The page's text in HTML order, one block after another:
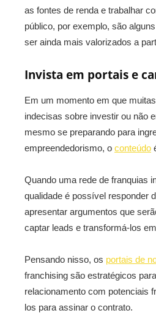
as fontes de renda e trabalhar
público, por exemplo, são
ser ainda mais valorizados a
Invista em portais e
Em um momento em que
indecisas sobre investir ou não
mesmo se preparando para
empreendedorismo, o conteúdo
Quando uma rede de franquias
qualidade é possível responder
apresentar argumentos que
captar leads e transformá-los
Pensando nisso, os portais de
franchising são estratégicos
relacionamento com potenciais
los para assinar o contrato.